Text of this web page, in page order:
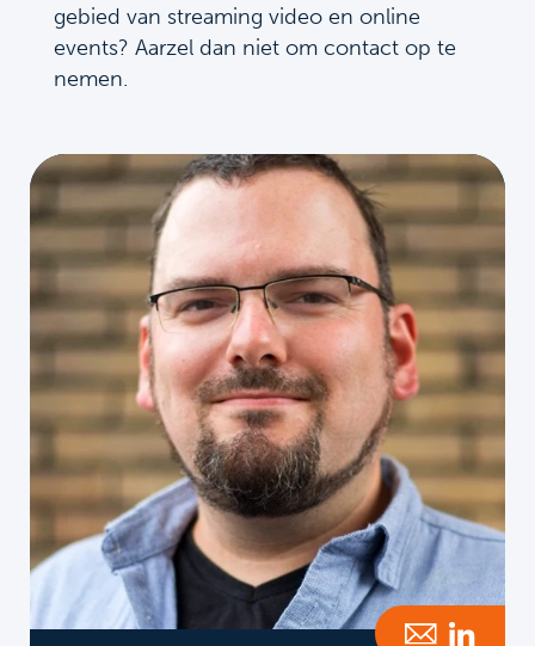
gebied van streaming video en online
events? Aarzel dan niet om contact op te
nemen.